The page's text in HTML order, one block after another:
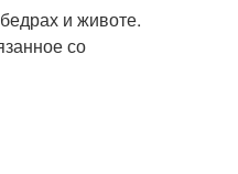
и животе.
со